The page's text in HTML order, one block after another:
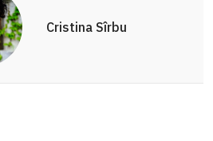
Cristina Sîrbu